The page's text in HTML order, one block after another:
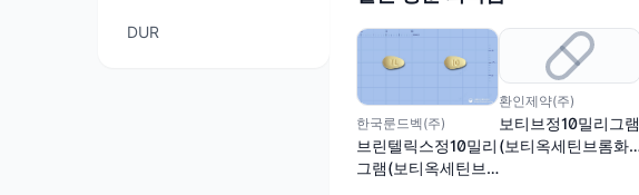
DUR
한국룬드벡(주)
브린텔릭스정10밀리
그램(보티옥세틴브
환인제약(주)
보티브정10밀리그램
(보티옥세틴브롬화